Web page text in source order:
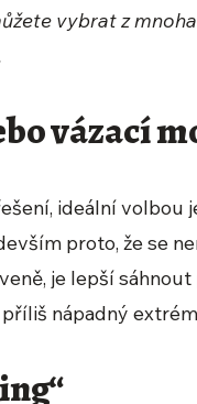
vybrat z
vázací
ideální
proto, že se
je lepší
nápadný